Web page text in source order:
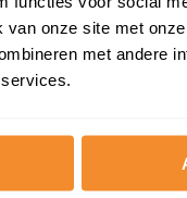
onze site met
met andere
30 juni
30 juni